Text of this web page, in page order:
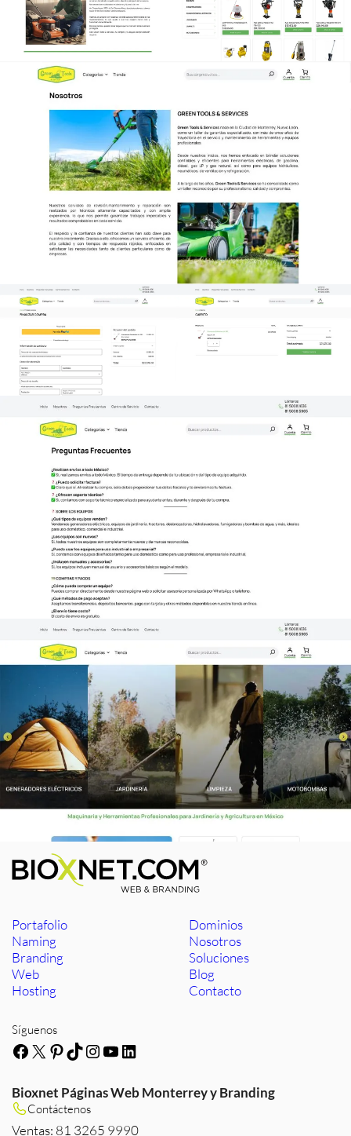
Portafolio
Naming
Branding
Web
Hosting
Dominios
Nosotros
Soluciones
Blog
Contacto
Síguenos
Facebook
X Pinterest
TikTok
Instagram
YouTube
LinkedIn
Bioxnet Páginas Web Monterrey y Branding
Contáctenos
Ventas: 81 3265 9990